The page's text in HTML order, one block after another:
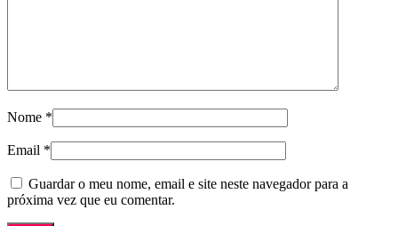
Nome *
Email *
Guardar o meu nome, email e site neste navegador para a
próxima vez que eu comentar.